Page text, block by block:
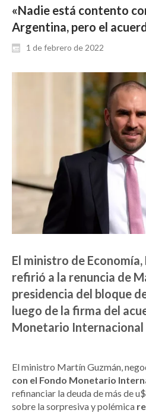
«Nadie está contento
Argentina, pero el
1 de febrero de 2022
El ministro de
refirió a la renuncia de
presidencia del bloque
luego de la firma del
Monetario Internacional
El ministro Martín Guzmán,
con el Fondo Monetario
refinanciar la deuda de más de
sobre la sorpresiva y polémica